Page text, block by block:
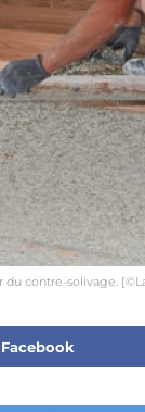
du contre-solivage.